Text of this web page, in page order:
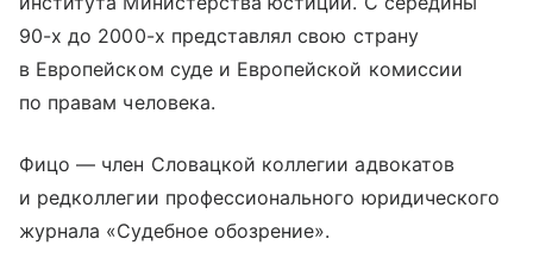
90-х до 2000-х представлял свою страну
в Европейском суде и Европейской комиссии
по правам человека.
Фицо — член Словацкой коллегии адвокатов
и редколлегии профессионального юридического
журнала «Судебное обозрение».